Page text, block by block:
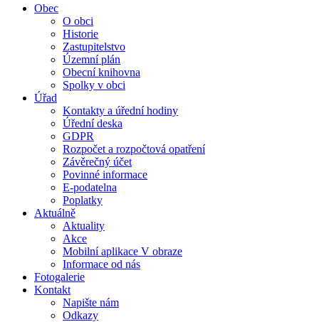
Obec
O obci
Historie
Zastupitelstvo
Územní plán
Obecní knihovna
Spolky v obci
Úřad
Kontakty a úřední hodiny
Úřední deska
GDPR
Rozpočet a rozpočtová opatření
Závěrečný účet
Povinné informace
E-podatelna
Poplatky
Aktuálně
Aktuality
Akce
Mobilní aplikace V obraze
Informace od nás
Fotogalerie
Kontakt
Napište nám
Odkazy